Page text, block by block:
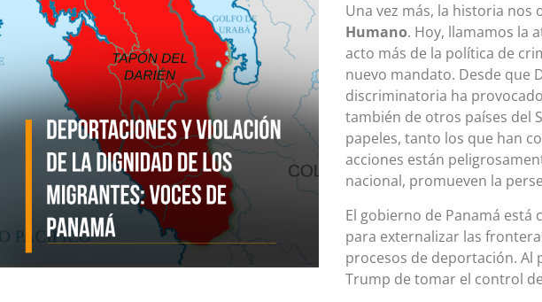
Una vez más, la historia nos
Humano. Hoy, llamamos la
acto más de la política de
nuevo mandato. Desde que
discriminatoria ha
también de otros países del
papeles, tanto los que han
acciones están
nacional, promueven la
El gobierno de Panamá
para externalizar las
procesos de deportación. Al
Trump de tomar el control